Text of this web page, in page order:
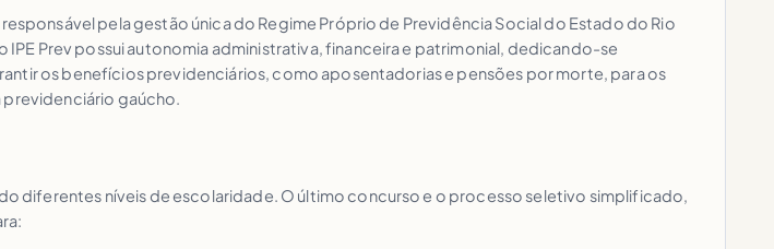
pela gestão única do Regime Próprio de Previdência Social do Estado do Rio
IPE Prev possui autonomia administrativa, financeira e patrimonial, dedicando-se
os benefícios previdenciários, como aposentadorias e pensões por morte, para os
previdenciário gaúcho.
diferentes níveis de escolaridade. O último concurso e o processo seletivo simplificado,